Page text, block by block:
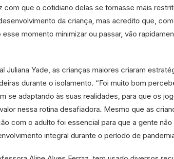
com que o cotidiano delas se tornasse mais
da criança, mas acredito que,
momento minimizar ou passar, vão
Juliana Yade, as crianças maiores criaram
durante o isolamento. “Foi muito bom
se adaptando às suas realidades, para que os
nessa rotina desafiadora. Mesmo que as
com o adulto foi essencial para que a gente
integral durante o período de